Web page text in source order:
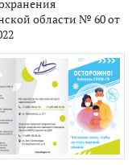
области № 60 от